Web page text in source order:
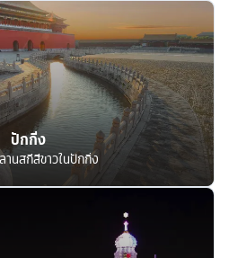
ปักกิ่ง
านสกีสีขาวในปักกิ่ง